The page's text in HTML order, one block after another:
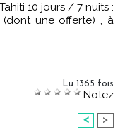
10 jours / 7 nuits :
(dont une offerte) , à
Lu 1365 fois
Notez
< >